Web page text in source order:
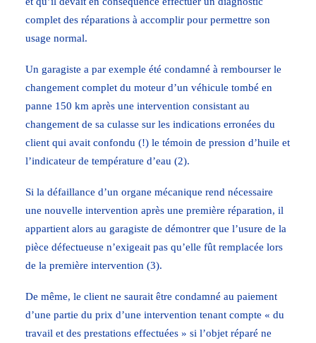
complet des réparations à accomplir pour permettre son
usage normal.
Un garagiste a par exemple été condamné à rembourser le
changement complet du moteur d’un véhicule tombé en
panne 150 km après une intervention consistant au
changement de sa culasse sur les indications erronées du
client qui avait confondu (!) le témoin de pression d’huile et
l’indicateur de température d’eau (2).
Si la défaillance d’un organe mécanique rend nécessaire
une nouvelle intervention après une première réparation, il
appartient alors au garagiste de démontrer que l’usure de la
pièce défectueuse n’exigeait pas qu’elle fût remplacée lors
de la première intervention (3).
De même, le client ne saurait être condamné au paiement
d’une partie du prix d’une intervention tenant compte « du
travail et des prestations effectuées » si l’objet réparé ne